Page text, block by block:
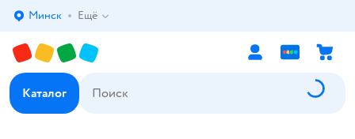
Выбор адреса доставки.
Минск Ещё
Каталог